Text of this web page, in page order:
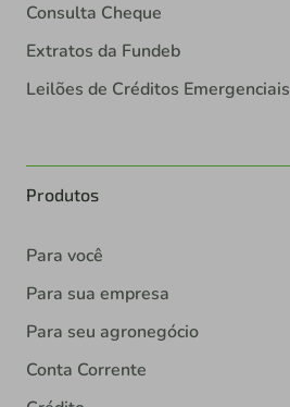
Consulta Cheque
Extratos da Fundeb
Leilões de Créditos Emergenciais
Produtos
Para você
Para sua empresa
Para seu agronegócio
Conta Corrente